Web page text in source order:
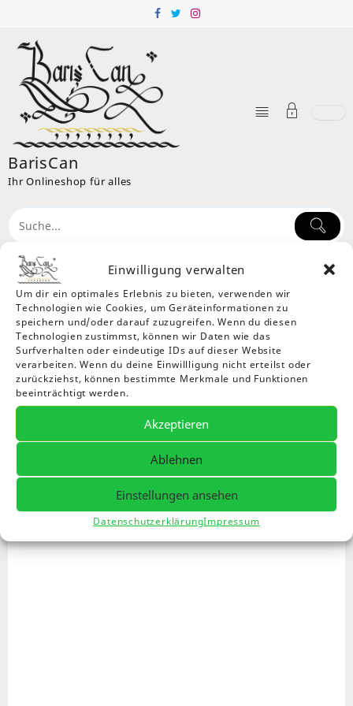
Einwilligung verwalten
Um dir ein optimales Erlebnis zu bieten, verwenden wir
Technologien wie Cookies, um Geräteinformationen zu
speichern und/oder darauf zuzugreifen. Wenn du diesen
Technologien zustimmst, können wir Daten wie das
Surfverhalten oder eindeutige IDs auf dieser Website
verarbeiten. Wenn du deine Einwillligung nicht erteilst oder
zurückziehst, können bestimmte Merkmale und Funktionen
beeinträchtigt werden.
Akzeptieren
Ablehnen
Einstellungen ansehen
DatenschutzerklärungImpressum
content
BarisCan
Ihr Onlineshop für alles
Mein Konto
Home Mein Konto
Hast du dein Passwort vergessen? Bitte gib deinen
Benutzernamen oder E-Mail-Adresse ein. Du erhältst einen Link
per E-Mail, womit du dir ein neues Passwort erstellen kannst.
Benutzername oder E-Mail-Adresse
Passwort zurücksetzen